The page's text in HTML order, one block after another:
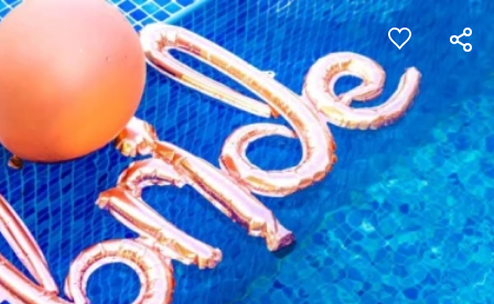
Panneau de gestion des cookies